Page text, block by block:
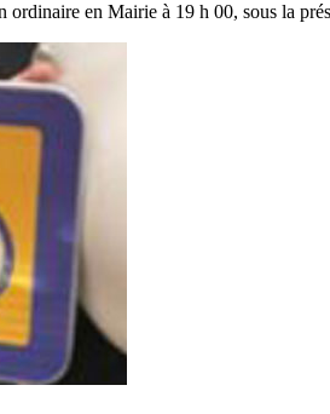
en Mairie à 19 h 00, sous la